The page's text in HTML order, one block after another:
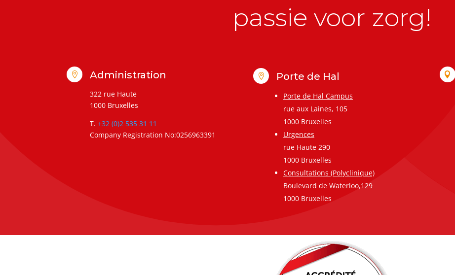
passie voor zorg!
 Administration
322 rue Haute
1000 Bruxelles
T. +32 (0)2 535 31 11
Company Registration No:0256963391
 Porte de Hal
Porte de Hal Campus
rue aux Laines, 105
1000 Bruxelles
Urgences
rue Haute 290
1000 Bruxelles
Consultations (Polyclinique)
Boulevard de Waterloo,129
1000 Bruxelles
